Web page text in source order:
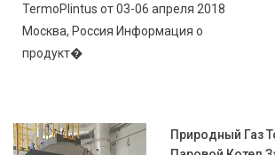
TermoPlintus от 03-06 апреля 2018
Москва, Россия Информация о
продукт�
Природный Газ